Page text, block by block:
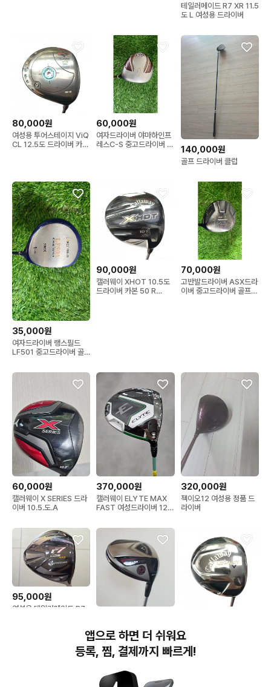
테일러메이드 R7 XR 11.5
도 L 여성용 드라이버
80,000원
여성용 투어스테이지 ViQ
CL 12.5도 드라이버 카본
60,000원
여자드라이버 야마하인프
레스C-S 중고드라이버 골
140,000원
골프 드라이버 클럽
35,000원
여자드라이버 랭스필드
LF501 중고드라이버 골
90,000원
캘러웨이 XHOT 10.5도
드라이버 카본 50 R
70,000원
고반발드라이버 ASX드라
이버 중고드라이버 골프클
60,000원
캘러웨이 X SERIES 드라
이버 10.5.도.A
370,000원
캘러웨이 ELYTE MAX
FAST 여성드라이버 12도
320,000원
젝이오12 여성용 정품 드
라이버
95,000원
여성용 테일러메이드 R7
캘러웨이 레이저 핏 드라
이버 10.5도 SR 골프채
골프클럽
라이버 카본 S
7026061208573
앱으로 하면 더 쉬워요
등록, 찜, 결제까지 빠르게!